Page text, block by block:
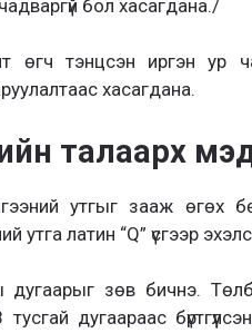
бол хасагдана./
өгч тэнцсэн иргэн ур
хасагдана.
талаарх
утгыг зааж өгөх
утга латин “Q” үсгээр
дугаарыг зөв бичнэ.
дугаараас